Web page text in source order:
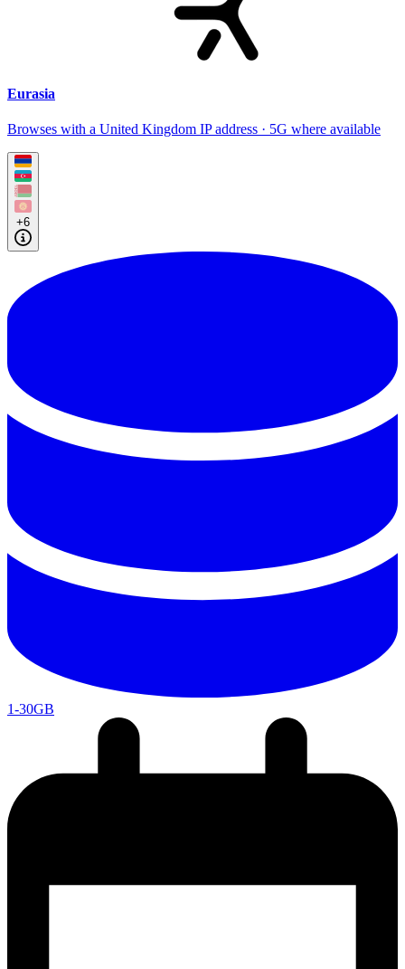
Eurasia
Browses with a United Kingdom IP address · 5G where available
+6
1-30GB